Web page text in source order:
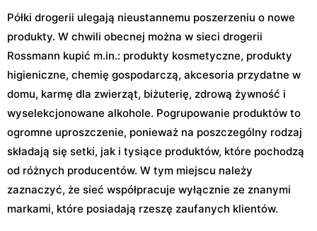
Półki drogerii ulegają nieustannemu poszerzeniu o nowe
produkty. W chwili obecnej można w sieci drogerii
Rossmann kupić m.in.: produkty kosmetyczne, produkty
higieniczne, chemię gospodarczą, akcesoria przydatne w
domu, karmę dla zwierząt, biżuterię, zdrową żywność i
wyselekcjonowane alkohole. Pogrupowanie produktów to
ogromne uproszczenie, ponieważ na poszczególny rodzaj
składają się setki, jak i tysiące produktów, które pochodzą
od różnych producentów. W tym miejscu należy
zaznaczyć, że sieć współpracuje wyłącznie ze znanymi
markami, które posiadają rzeszę zaufanych klientów.